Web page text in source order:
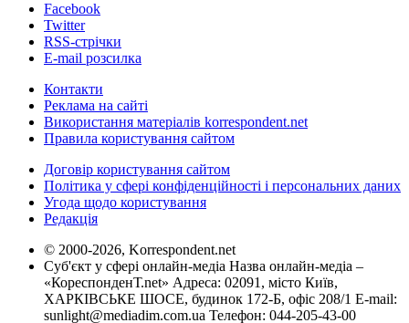
Facebook
Twitter
RSS-стрічки
E-mail розсилка
Контакти
Реклама на сайті
Використання матеріалів korrespondent.net
Правила користування сайтом
Договір користування сайтом
Політика у сфері конфіденційності і персональних даних
Угода щодо користування
Редакція
© 2000-2026, Korrespondent.net
Суб'єкт у сфері онлайн-медіа Назва онлайн-медіа –
«КореспонденТ.net» Адреса: 02091, місто Київ,
ХАРКІВСЬКЕ ШОСЕ, будинок 172-Б, офіс 208/1 E-mail:
sunlight@mediadim.com.ua Телефон: 044-205-43-00